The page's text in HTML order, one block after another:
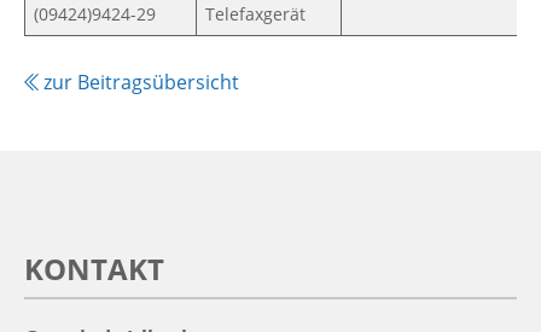
(09424)9424-29
Telefaxgerät
zur Beitragsübersicht
KONTAKT